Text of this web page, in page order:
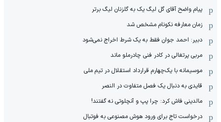
پیام واضح آقای گل لیگ یک به گلزنان لیگ برتر
زمان معارفه نکونام مشخص شد
دبیر: احمد جوان فقط به یک شرط اخراج نمی‌شود
مربی پرتغالی در کادر فنی چادرملو ماند
موسیمانه با یک‌چهارم قرارداد استقلال در تیم ملی
قایدی به دنبال یک فصل متفاوت در النصر
مالدینی فاش کرد: چرا پپ و آنچلوتی نه گفتند!
درخواست تاج برای ورود هوش مصنوعی به فوتبال